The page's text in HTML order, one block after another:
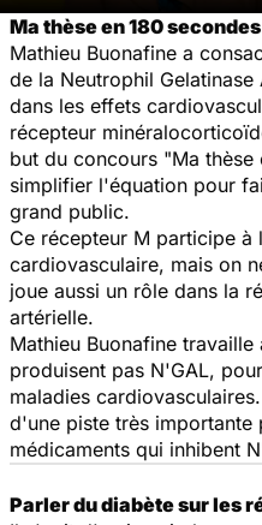
Ma thèse en 180 secondes
Mathieu Buonafine a
de la Neutrophil
dans les effets
récepteur
but du concours "Ma thèse
simplifier l'équation pour
grand public.
Ce récepteur M participe à
cardiovasculaire, mais on
joue aussi un rôle dans la
artérielle.
Mathieu Buonafine
produisent pas N'GAL,
maladies
d'une piste très importante
médicaments qui inhibent
Parler du diabète sur les